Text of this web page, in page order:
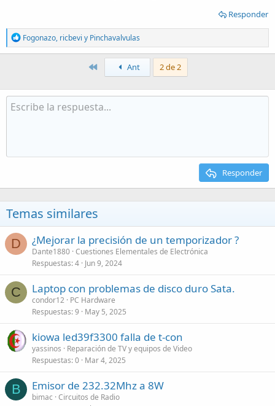
fino de a frecuencia ante la dispersión propia de los paramentos del
oscilador/cuarzo.
El voltaje que soporta el capacitor es irrelevante a menos que se
quiera sustituir por uno de menor tensión a la del diseño.
Responder
R
e
a
o
n
Fogonazo, ricbevi y Pinchavalvulas
PrimeroAnt 2 de 2
Responder
Temas similares
D ¿Mejorar la precisión de un temporizador ?
Dante1880 Cuestiones Elementales de Electrónica
Respuestas 4 Jun 9, 2024
C Laptop con problemas de disco duro Sata.
condor12 PC Hardware
Respuestas 9 May 5, 2025
kiowa led39f3300 falla de t-con
yassinos
Reparación de TV y equipos de Video
Respuestas 0 Mar 4, 2025
B Emisor de 232.32Mhz a 8W
bimac Circuitos de Radio